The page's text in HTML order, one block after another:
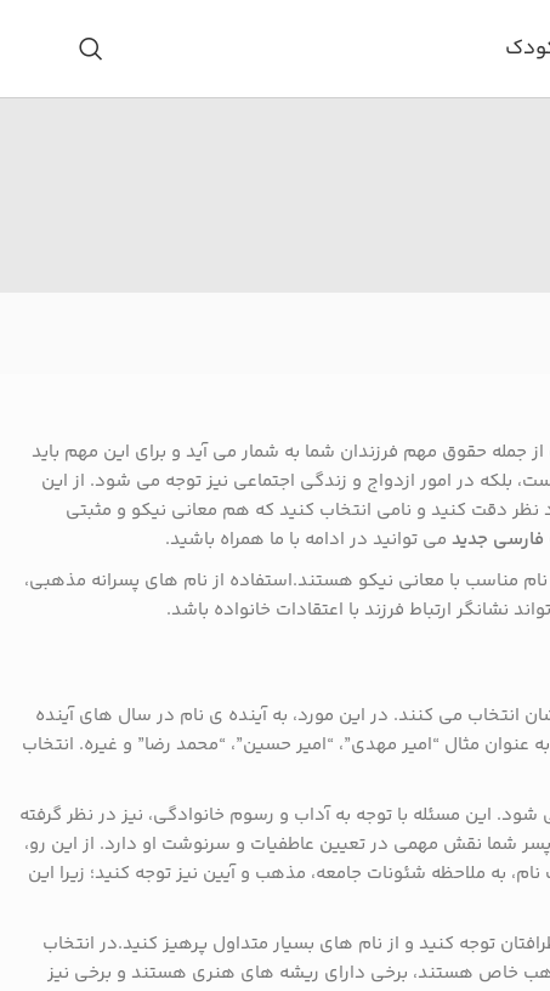
حقوق مهم فرزندان شما به شمار می آید و برای این مهم باید
بلکه در امور ازدواج و زندگی اجتماعی نیز توجه می شود. از این
دقت کنید و نامی انتخاب کنید که هم معانی نیکو و مثبتی
فارسی جدید می توانید در ادامه با ما همراه باشید.
مناسب با معانی نیکو هستند.استفاده از نام های پسرانه مذهبی،
ارتباط فرزند با اعتقادات خانواده باشد.
انتخاب می کنند. در این مورد، به آینده ی نام در سال های آینده
مثال “امیر مهدی”، “امیر حسین”، “محمد رضا” و غیره. انتخاب
این مسئله با توجه به آداب و رسوم خانوادگی، نیز در نظر گرفته
شما نقش مهمی در تعیین عاطفیات و سرنوشت او دارد. از این رو،
به ملاحظه شئونات جامعه، مذهب و آیین نیز توجه کنید؛ زیرا این
توجه کنید و از نام های بسیار متداول پرهیز کنید.در انتخاب
خاص هستند، برخی دارای ریشه های هنری هستند و برخی نیز